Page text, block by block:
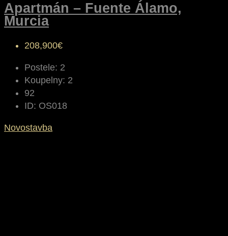
Apartmán – Fuente Álamo,
Murcia
208,900€
Postele: 2
Koupelny: 2
92
ID: OS018
Novostavba